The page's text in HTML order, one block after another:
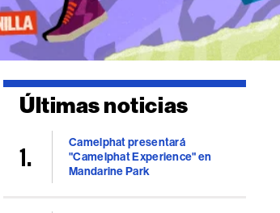
Últimas noticias
Camelphat presentará
"Camelphat Experience" en
Mandarine Park